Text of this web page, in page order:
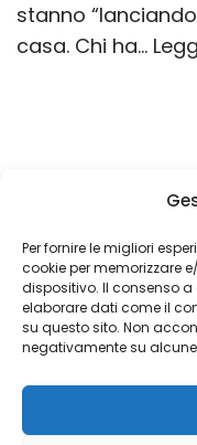
Per fornire le migliori
cookie per memorizzare
dispositivo. Il consenso
elaborare dati come il
su questo sito. Non
negativamente su
stanno
casa. Chi ha…
Copyright 2026 ©